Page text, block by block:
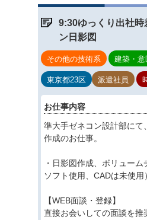
9:30ゆっくり出社
ン日影図
その他の技術系 建築・意
東京都23区 派遣社員
お仕事内容
準大手ゼネコン設計部にて
作成のお仕事。
・日影図作成、ボリュー
ソフト使用、CADは未使用
【WEB面談・登録】
直接お会いしての面談を推